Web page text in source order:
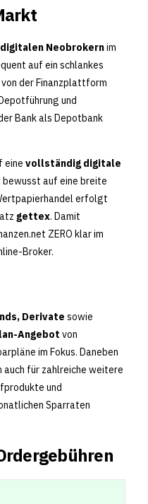
digitalen Neobrokernim
auf ein schlankes
der Finanzplattform
und
Bank als Depotbank
eine vollständig digitale
auf eine breite
erfolgt
gettex. Damit
ZERO klar im
Broker.
Derivate sowie
Angebot von
im Fokus. Daneben
auch für zahlreiche weitere
und
Sparraten